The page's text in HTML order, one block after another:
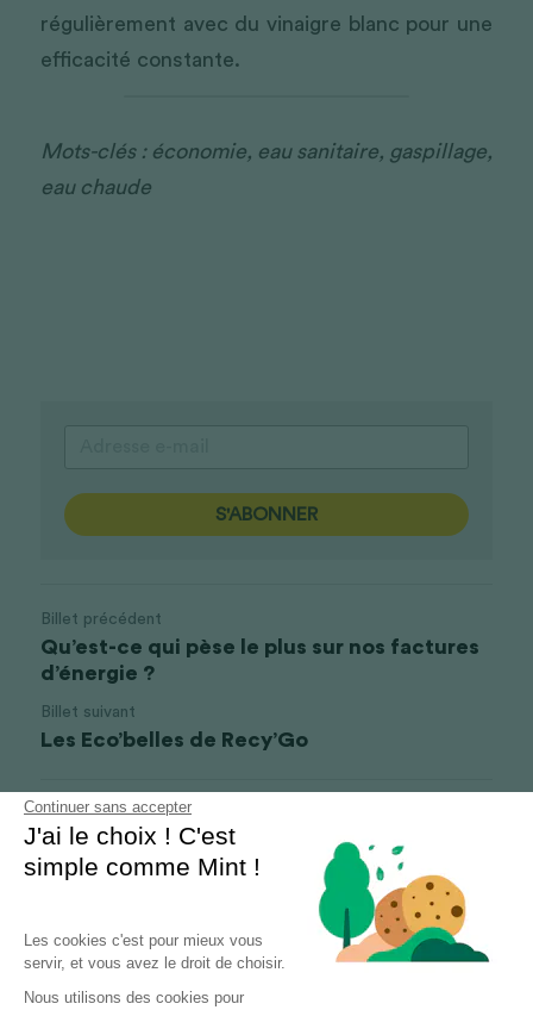
Continuer sans accepter
J'ai le choix ! C'est
simple comme Mint !
Les cookies c'est pour mieux vous
servir, et vous avez le droit de choisir.
Nous utilisons des cookies pour
régulièrement avec du vinaigre blanc pour une
efficacité constante.
Mots-clés : économie, eau sanitaire, gaspillage,
eau chaude
S'ABONNER
Billet précédent
Qu’est-ce qui pèse le plus sur nos factures
d’énergie ?
Billet suivant
Les Eco’belles de Recy’Go
Revenir au site